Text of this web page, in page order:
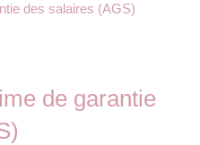
des salaires (AGS)
de garantie